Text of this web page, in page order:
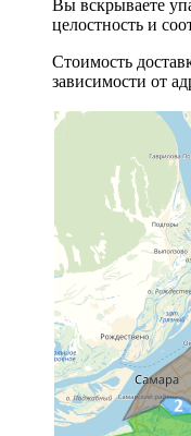
Вы вскрываете
целостность и
Стоимость
зависимости от